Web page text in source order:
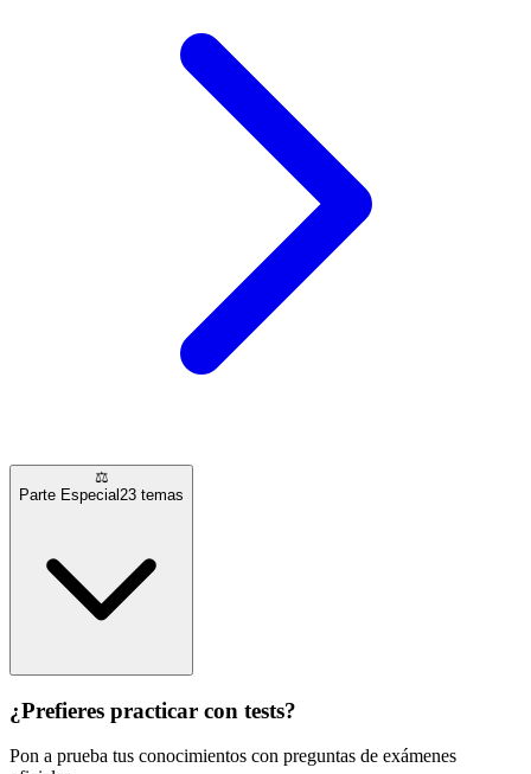
⚖️
Parte Especial 23 temas
¿Prefieres practicar con tests?
Pon a prueba tus conocimientos con preguntas de exámenes